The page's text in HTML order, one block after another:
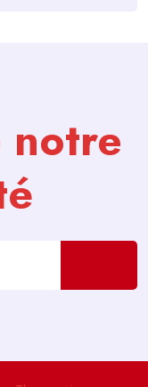
notre